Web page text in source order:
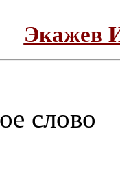
Экажев
слово